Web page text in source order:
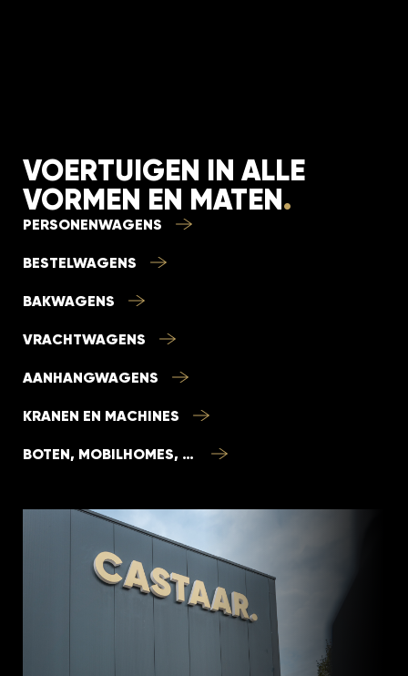
VOERTUIGEN IN ALLE
VORMEN EN MATEN.
PERSONENWAGENS
BESTELWAGENS
BAKWAGENS
VRACHTWAGENS
AANHANGWAGENS
KRANEN EN MACHINES
BOTEN, MOBILHOMES, …